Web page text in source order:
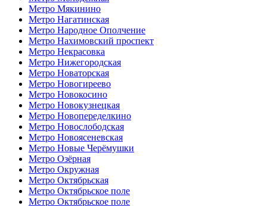
Метро Мякинино
Метро Нагатинская
Метро Народное Ополчение
Метро Нахимовский проспект
Метро Некрасовка
Метро Нижегородская
Метро Новаторская
Метро Новогиреево
Метро Новокосино
Метро Новокузнецкая
Метро Новопеределкино
Метро Новослободская
Метро Новоясеневская
Метро Новые Черёмушки
Метро Озёрная
Метро Окружная
Метро Октябрьская
Метро Октябрьское поле
Метро Октябрьское поле